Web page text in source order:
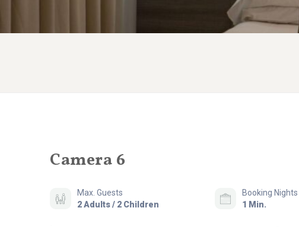
Camera 6
Max. Guests
2 Adults / 2 Children
Booking Nights
1 Min.